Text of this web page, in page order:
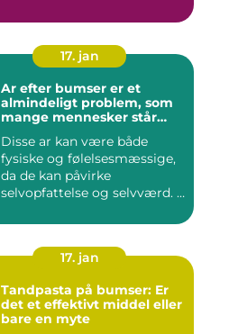
17. jan
Ar efter bumser er et
almindeligt problem, som
mange mennesker står
Disse ar kan være både
fysiske og følelsesmæssige,
da de kan påvirke
selvopfattelse og selvværd. I
17. jan
Tandpasta på bumser: Er
det et effektivt middel eller
bare en myte